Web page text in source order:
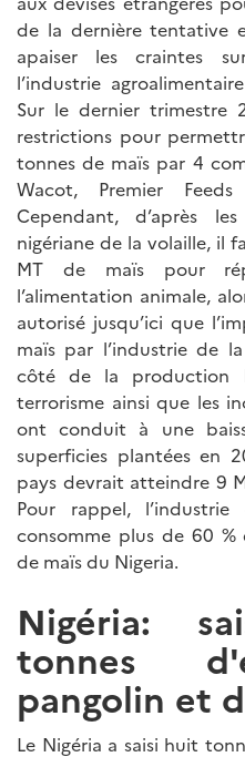
de la dernière tentative
apaiser les craintes
l’industrie
Sur le dernier trimestre
restrictions pour
tonnes de maïs par 4
Wacot, Premier
Cependant, d’après
nigériane de la volaille, il
MT de maïs pour
l’alimentation animale,
autorisé jusqu’ici que
maïs par l’industrie de
côté de la production
terrorisme ainsi que les
ont conduit à une
superficies plantées en
pays devrait atteindre 9
Pour rappel, l’industrie
consomme plus de 60
de maïs du Nigeria.
Nigéria:
tonnes
pangolin et
Le Nigéria a saisi huit